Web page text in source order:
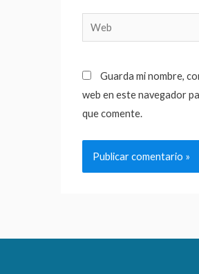
Web
Guarda mi nombre,
web en este navegador
que comente.